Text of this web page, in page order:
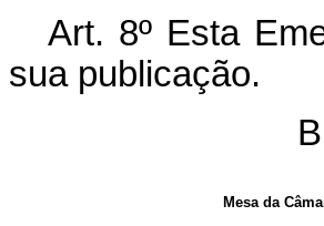
Art. 8º Esta
sua publicação.
Mesa da